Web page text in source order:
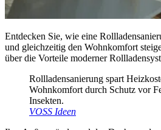
Entdecken Sie, wie eine
und gleichzeitig den Wohnkomfort
über die Vorteile moderner
Rollladensanierung spart
Wohnkomfort durch Schutz vor
Insekten.
VOSS Ideen